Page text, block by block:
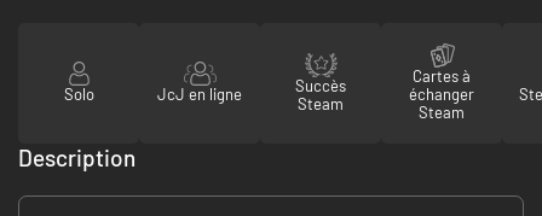
Solo JcJ en ligne
Succès
Steam
Cartes à
échanger
Steam
Description